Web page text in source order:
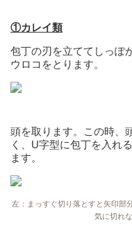
①カレイ類
包丁の刃を立ててしっぽ
ウロコをとります。
頭を取ります。この時、
く、U字型に包丁を入れ
ます。
左：まっすぐ切り落とすと矢印
気に切れ